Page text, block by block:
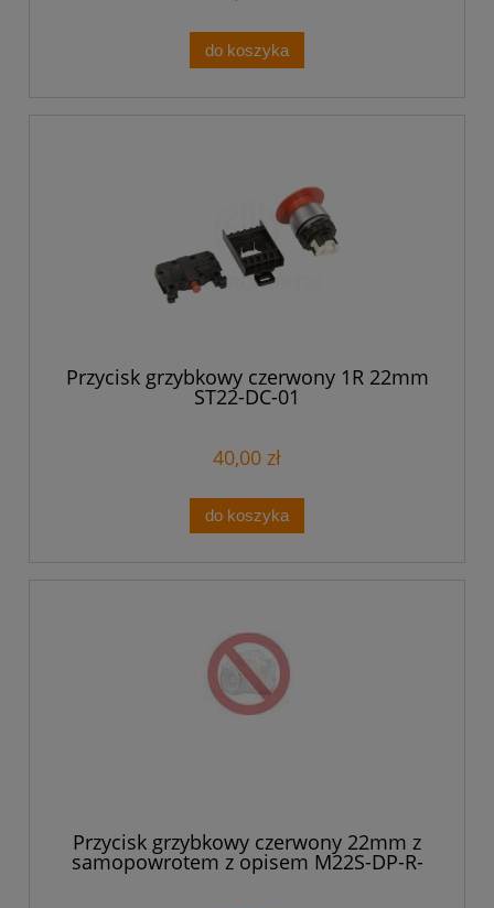
do koszyka
Przycisk grzybkowy czerwony 1R 22mm
ST22-DC-01
40,00 zł
do koszyka
Przycisk grzybkowy czerwony 22mm z
samopowrotem z opisem M22S-DP-R-
XO 216721